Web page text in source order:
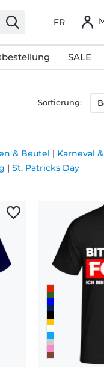
FR
SALE
& Beutel | Karneval
| St. Patricks Day
Sortierung: